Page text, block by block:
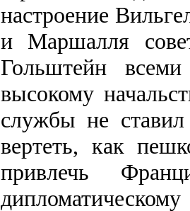
настроение
и Маршалля
Гольштейн
высокому
службы не
вертеть, как
привлечь